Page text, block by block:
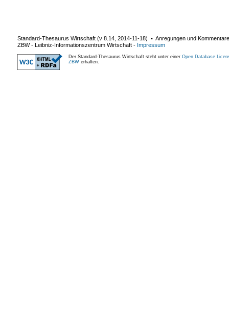
Standard-Thesaurus Wirtschaft (v 8.14 2014-11-18) ▪ Anregungen und
ZBW - Leibniz-Informationszentrum Wirtschaft - Impressum
Der Standard-Thesaurus Wirtschaft steht unter einer Open Database
ZBW erhalten.